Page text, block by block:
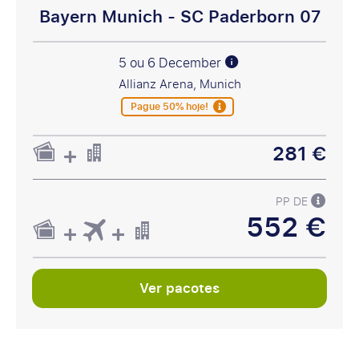
Bayern Munich - SC Paderborn 07
5 ou 6 December
Allianz Arena, Munich
Pague 50% hoje!
281 €
PP DE
552 €
Ver pacotes